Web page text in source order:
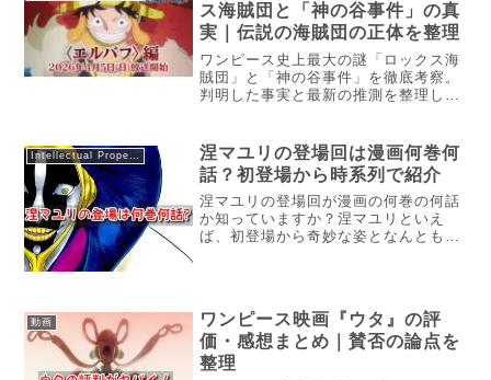
ス海賊団と「神の谷事件」の真
実｜伝説の海賊団の正体を整理
ワンピース史上最大の謎「ロックス海
賊団」と「神の谷事件」を徹底考察。
判明した事実と最新の推測を整理し、
田栄一郎先生が描く伝説の真実に迫
る、コアファン必読の解説です。「こ
の世...
涅マユリの登場回は漫画何巻何
話？初登場から時系列で紹介
涅マユリの登場回が漫画の何巻の何話
か知っていますか？涅マユリといえ
ば、初登場から奇妙な姿となんとも気
気になりますよね。今回はBLEACH
の...
動画
ワンピース映画『ウタ』の評
価・感想まとめ｜賛否の論点を
整理